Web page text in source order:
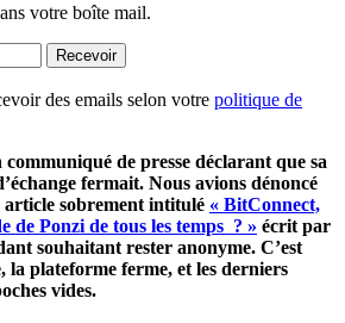
votre boîte mail.
Recevoir
des emails selon votre politique de
de presse déclarant que sa
fermait. Nous avions dénoncé
article sobrement intitulé « BitConnect,
de Ponzi de tous les temps ? » écrit par
souhaitant rester anonyme. C’est
la plateforme ferme, et les derniers
vides.